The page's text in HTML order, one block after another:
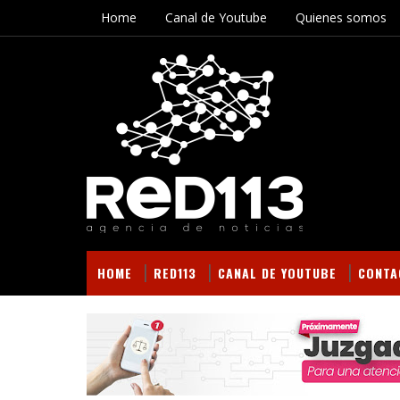
Home Canal de Youtube Quienes somos
HOME RED113 CANAL DE YOUTUBE